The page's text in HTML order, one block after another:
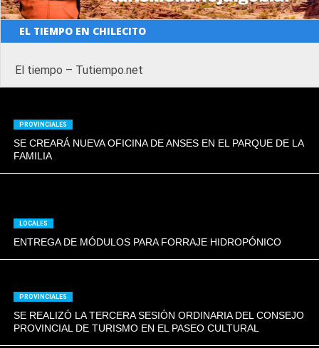
EL TIEMPO EN CHILECITO
El tiempo – Tutiempo.net
PROVINCIALES
SE CREARÁ NUEVA OFICINA DE ANSES EN EL PARQUE DE LA
FAMILIA
LOCALES
ENTREGA DE MÓDULOS PARA FORRAJE HIDROPÓNICO
PROVINCIALES
SE REALIZÓ LA TERCERA SESIÓN ORDINARIA DEL CONSEJO
PROVINCIAL DE TURISMO EN EL PASEO CULTURAL